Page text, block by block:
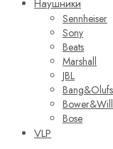
Наушники
Sennheiser
Sony
Beats
Marshall
JBL
Bose
VLP